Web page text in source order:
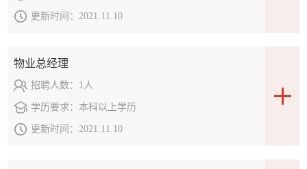
更新时间： 2021.11.10
物业总经理
招聘人数： 1人
学历要求： 本科以上学历
更新时间： 2021.11.10